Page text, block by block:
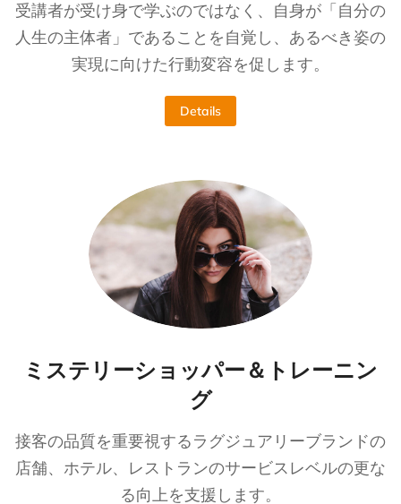
受講者が受け身で学ぶのではなく、自身が「自分の
人生の主体者」であることを自覚し、あるべき姿の
実現に向けた行動変容を促します。
Details
ミステリーショッパー＆トレーニン
グ
接客の品質を重要視するラグジュアリーブランドの
店舗、ホテル、レストランのサービスレベルの更な
る向上を支援します。